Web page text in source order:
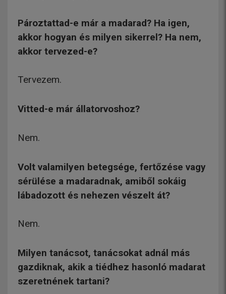
Pároztattad-e már a madarad? Ha igen,
akkor hogyan és milyen sikerrel? Ha nem,
akkor tervezed-e?
Tervezem.
Vitted-e már állatorvoshoz?
Nem.
Volt valamilyen betegsége, fertőzése vagy
sérülése a madaradnak, amiből sokáig
lábadozott és nehezen vészelt át?
Nem.
Milyen tanácsot, tanácsokat adnál más
gazdiknak, akik a tiédhez hasonló madarat
szeretnének tartani?